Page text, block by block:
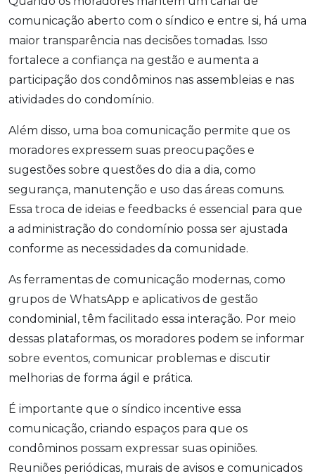
comunicação aberto com o síndico e entre si, há uma
maior transparência nas decisões tomadas. Isso
fortalece a confiança na gestão e aumenta a
participação dos condôminos nas assembleias e nas
atividades do condomínio.
Além disso, uma boa comunicação permite que os
moradores expressem suas preocupações e
sugestões sobre questões do dia a dia, como
segurança, manutenção e uso das áreas comuns.
Essa troca de ideias e feedbacks é essencial para que
a administração do condomínio possa ser ajustada
conforme as necessidades da comunidade.
As ferramentas de comunicação modernas, como
grupos de WhatsApp e aplicativos de gestão
condominial, têm facilitado essa interação. Por meio
dessas plataformas, os moradores podem se informar
sobre eventos, comunicar problemas e discutir
melhorias de forma ágil e prática.
É importante que o síndico incentive essa
comunicação, criando espaços para que os
condôminos possam expressar suas opiniões.
Reuniões periódicas, murais de avisos e comunicados